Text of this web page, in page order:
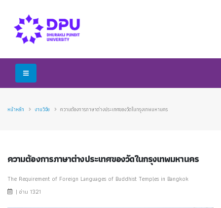
หน้าหลัก งานวิจัย ความต้องการภาษาต่างประเทศของวัดในกรุงเทพมหานคร
ความต้องการภาษาต่างประเทศของวัดในกรุงเทพมหานคร
The Requirement of Foreign Languages of Buddhist Temples in Bangkok
| อ่าน 1321